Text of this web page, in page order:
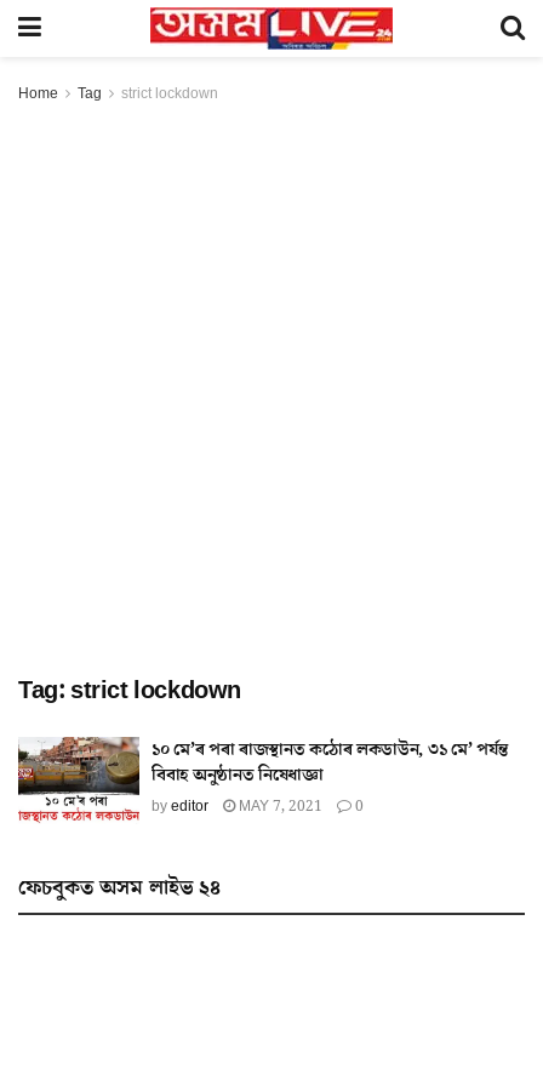
Home Tag strict lockdown
Tag: strict lockdown
১০ মে’ৰ পৰা ৰাজস্থানত কঠোৰ লকডাউন, ৩১ মে’ পৰ্যন্ত
বিবাহ অনুষ্ঠানত নিষেধাজ্ঞা
byeditor MAY 7, 2021 0
ফেচবুকত অসম লাইভ ২৪